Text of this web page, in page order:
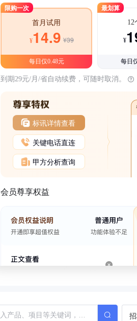
限购一次
首月试用
¥14.9 ¥39
每日仅0.48元
最划算
12
¥
每日
到期29元/月/省自动续费，可随时取消。
标讯详情查看
关键电话直连
甲方分析查询
会员尊享权益